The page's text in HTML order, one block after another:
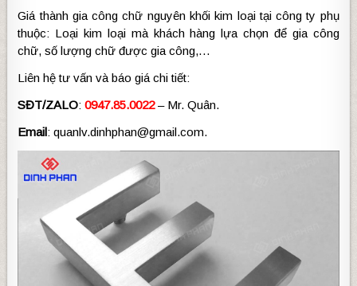
Giá thành gia công chữ nguyên khối kim loại tại công ty phụ
thuộc: Loại kim loại mà khách hàng lựa chọn để gia công
chữ, số lượng chữ được gia công,…
Liên hệ tư vấn và báo giá chi tiết:
SĐT/ZALO:0947.85.0022– Mr. Quân.
Email: quanlv.dinhphan@gmail.com.